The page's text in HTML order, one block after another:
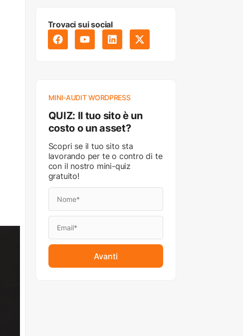
Trovaci sui social
MINI-AUDIT WORDPRESS
QUIZ: Il tuo sito è un
costo o un asset?
Scopri se il tuo sito sta
lavorando per te o contro di te
con il nostro mini-quiz
gratuito!
Avanti